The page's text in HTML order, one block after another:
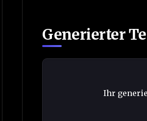
Generierter
                        Ihr generierter Text erscheint hier…